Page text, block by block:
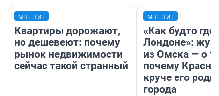
МНЕНИЕ
Квартиры дорожают,
но дешевеют: почему
рынок недвижимости
сейчас такой странный
МНЕНИЕ
«Как будто
Лондоне»:
из Омска — о
почему
круче его
города